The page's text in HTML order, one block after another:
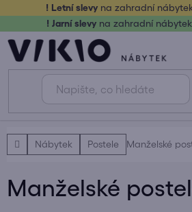
obsah
! Letní slevy na zahradní
! Jarní slevy na zahradní
DomůNábytek Postele Manželské
Manželské